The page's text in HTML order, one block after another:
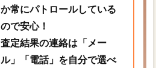
か常にパトロールしている
ので安心！
査定結果の連絡は「メー
ル」「電話」を自分で選べ